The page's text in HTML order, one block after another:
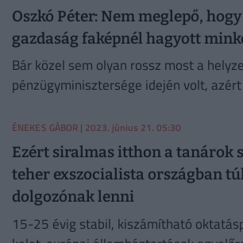
Oszkó Péter: Nem meglepő,
gazdaság faképnél hagyott
Bár közel sem olyan rossz most a
pénzügyminisztersége idején volt,
pénzügyminiszer.
ÉNEKES GÁBOR | 2023. június 21. 05:30
Ezért siralmas itthon a tanárok
teher exszocialista országban
dolgozónak lenni
15-25 évig stabil, kiszámítható